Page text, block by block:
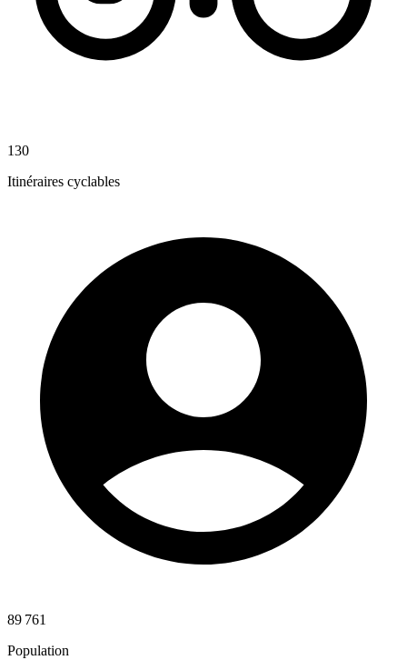
130
Itinéraires cyclables
89 761
Population